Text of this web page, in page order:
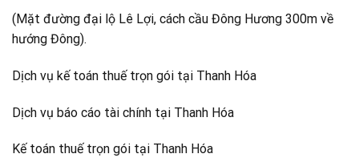
(Mặt đường đại lộ Lê Lợi, cách cầu Đông Hương 300m về
hướng Đông).
Dịch vụ kế toán thuế trọn gói tại Thanh Hóa
Dịch vụ báo cáo tài chính tại Thanh Hóa
Kế toán thuế trọn gói tại Thanh Hóa